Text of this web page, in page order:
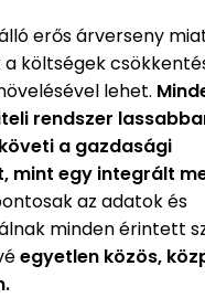
erős árverseny
költségek
lehet.
rendszer
a gazdasági
mint egy integrált
az adatok és
minden érintett
egyetlen közös,